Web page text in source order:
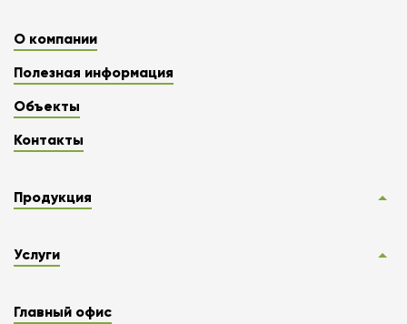
О компании
Полезная информация
Объекты
Контакты
Продукция
Услуги
Главный офис